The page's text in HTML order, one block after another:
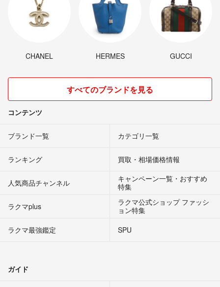
CHANEL HERMES GUCCI
すべてのブランドを見る
コンテンツ
ブランド一覧 カテゴリ一覧
ランキング 買取・相場価格情報
人気商品チャンネル
キャンペーン一覧・おすすめ
特集
ラクマplus
ラクマ公式ショップ ファッシ
ョン特集
ラクマ最強鑑定
SPU
ガイド